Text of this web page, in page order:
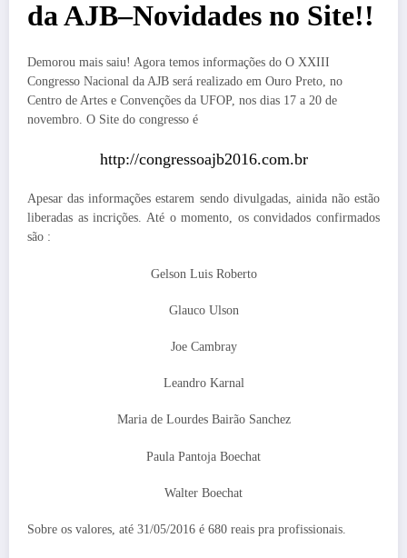
da AJB–Novidades no Site!!
Demorou mais saiu! Agora temos informações do O XXIII
Congresso Nacional da AJB será realizado em Ouro Preto, no
Centro de Artes e Convenções da UFOP, nos dias 17 a 20 de
novembro. O Site do congresso é
http://congressoajb2016.com.br
Apesar das informações estarem sendo divulgadas, ainida não estão
liberadas as incrições. Até o momento, os convidados confirmados
são :
Gelson Luis Roberto
Glauco Ulson
Joe Cambray
Leandro Karnal
Maria de Lourdes Bairão Sanchez
Paula Pantoja Boechat
Walter Boechat
Sobre os valores, até 31/05/2016 é 680 reais pra profissionais.